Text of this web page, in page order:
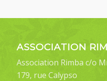
ASSOCIATION
Association Rimba c/o
179, rue Calypso